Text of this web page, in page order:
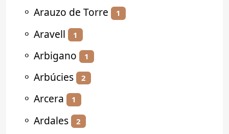
⚬ Arauzo de Torre 1
⚬ Aravell 1
⚬ Arbigano 1
⚬ Arbúcies 2
⚬ Arcera 1
⚬ Ardales 2